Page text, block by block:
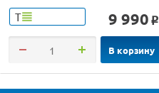
Т 9 990 o
В корзину